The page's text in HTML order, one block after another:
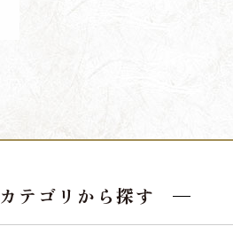
カテゴリから探す